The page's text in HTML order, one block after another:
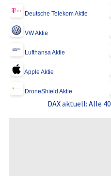
Deutsche Telekom Aktie
VW Aktie
Lufthansa Aktie
Apple Aktie
DroneShield Aktie
DAX aktuell: Alle